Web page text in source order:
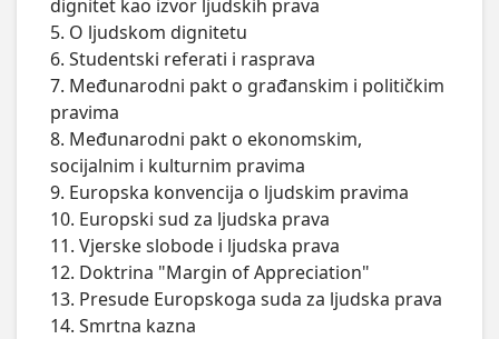
dignitet kao izvor ljudskih prava
5. O ljudskom dignitetu
6. Studentski referati i rasprava
7. Međunarodni pakt o građanskim i političkim
pravima
8. Međunarodni pakt o ekonomskim,
socijalnim i kulturnim pravima
9. Europska konvencija o ljudskim pravima
10. Europski sud za ljudska prava
11. Vjerske slobode i ljudska prava
12. Doktrina "Margin of Appreciation"
13. Presude Europskoga suda za ljudska prava
14. Smrtna kazna